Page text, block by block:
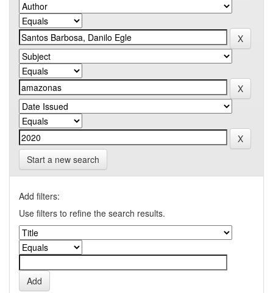
Start a new search
Add filters:
Use filters to refine the search results.